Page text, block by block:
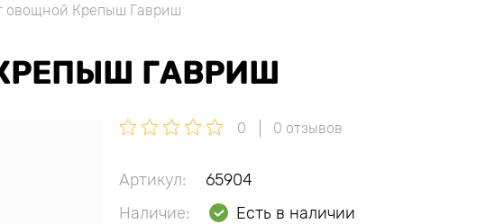
овощной Крепыш Гавриш
ГАВРИШ
0 0 отзывов
Артикул:
65904
Наличие:
Есть в наличии